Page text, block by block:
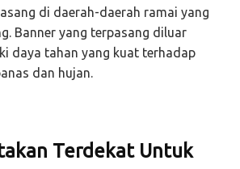
di daerah-daerah ramai yang
Banner yang terpasang diluar
daya tahan yang kuat terhadap
dan hujan.
Terdekat Untuk